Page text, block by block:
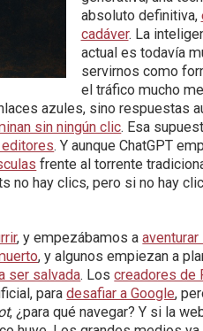
absoluto definitiva,
cadáver. La
actual es todavía
servirnos como
el tráfico mucho
azules, sino respuestas
sin ningún clic. Esa
editores. Y aunque ChatGPT
frente al torrente
no hay clics, pero si no hay
, y empezábamos a
, y algunos empiezan a
ser salvada. Loscreadores de
paradesafiar a Google,
, ¿para qué navegar? Y si la